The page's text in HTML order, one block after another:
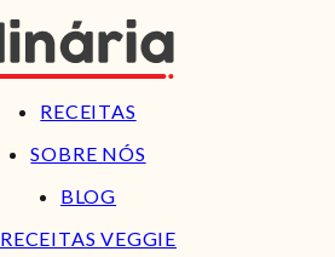
RECEITAS
SOBRE NÓS
BLOG
RECEITAS VEGGIE